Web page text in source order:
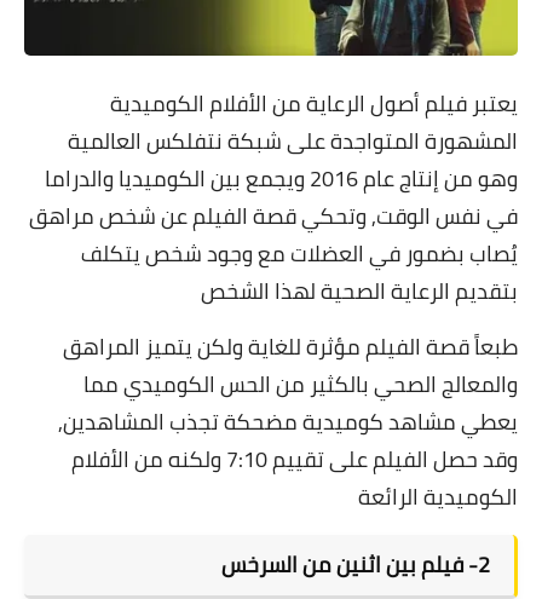
يعتبر فيلم أصول الرعاية من الأفلام الكوميدية
المشهورة المتواجدة على شبكة نتفلكس العالمية
وهو من إنتاج عام 2016 ويجمع بين الكوميديا والدراما
في نفس الوقت, وتحكي قصة الفيلم عن شخص مراهق
يُصاب بضمور في العضلات مع وجود شخص يتكلف
بتقديم الرعاية الصحية لهذا الشخص
طبعاً قصة الفيلم مؤثرة للغاية ولكن يتميز المراهق
والمعالج الصحي بالكثير من الحس الكوميدي مما
يعطي مشاهد كوميدية مضحكة تجذب المشاهدين,
وقد حصل الفيلم على تقييم 7:10 ولكنه من الأفلام
الكوميدية الرائعة
2- فيلم بين اثنين من السرخس